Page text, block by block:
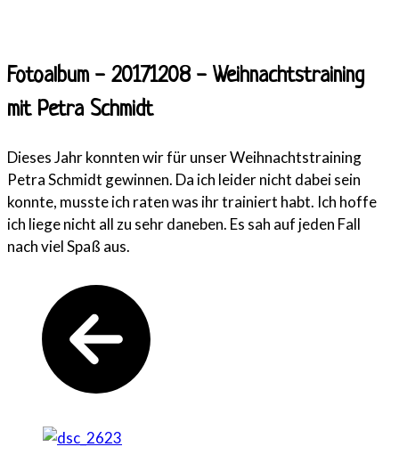
Fotoalbum - 20171208 - Weihnachtstraining
mit Petra Schmidt
Dieses Jahr konnten wir für unser Weihnachtstraining
Petra Schmidt gewinnen. Da ich leider nicht dabei sein
konnte, musste ich raten was ihr trainiert habt. Ich hoffe
ich liege nicht all zu sehr daneben. Es sah auf jeden Fall
nach viel Spaß aus.